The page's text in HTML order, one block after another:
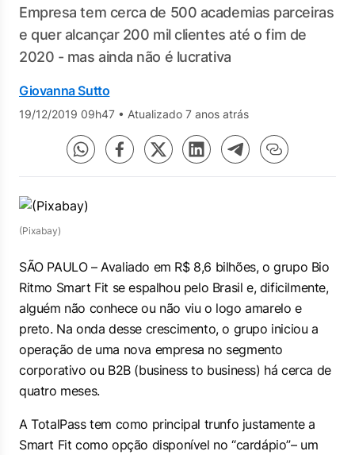
Empresa tem cerca de 500 academias parceiras
e quer alcançar 200 mil clientes até o fim de
2020 - mas ainda não é lucrativa
Giovanna Sutto
19/12/2019 09h47 • Atualizado 7 anos atrás
(Pixabay)
SÃO PAULO – Avaliado em R$ 8,6 bilhões, o grupo Bio
Ritmo Smart Fit se espalhou pelo Brasil e, dificilmente,
alguém não conhece ou não viu o logo amarelo e
preto. Na onda desse crescimento, o grupo iniciou a
operação de uma nova empresa no segmento
corporativo ou B2B (business to business) há cerca de
quatro meses.
A TotalPass tem como principal trunfo justamente a
Smart Fit como opção disponível no “cardápio”– um